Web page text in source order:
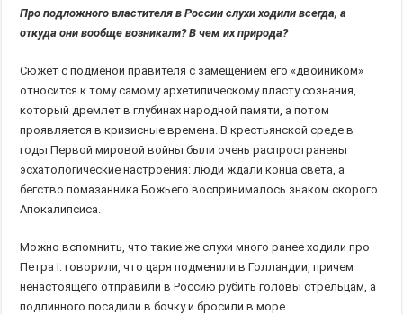
Про подложного властителя в России слухи ходили всегда, а
откуда они вообще возникали? В чем их природа?
Сюжет с подменой правителя с замещением его «двойником»
относится к тому самому архетипическому пласту сознания,
который дремлет в глубинах народной памяти, а потом
проявляется в кризисные времена. В крестьянской среде в
годы Первой мировой войны были очень распространены
эсхатологические настроения: люди ждали конца света, а
бегство помазанника Божьего воспринималось знаком скорого
Апокалипсиса.
Можно вспомнить, что такие же слухи много ранее ходили про
Петра I: говорили, что царя подменили в Голландии, причем
ненастоящего отправили в Россию рубить головы стрельцам, а
подлинного посадили в бочку и бросили в море.